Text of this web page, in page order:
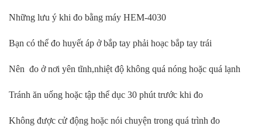
Những lưu ý khi đo bằng máy HEM-4030
Bạn có thể đo huyết áp ở bắp tay phải hoạc bắp tay trái
Nên đo ở nơi yên tĩnh,nhiệt độ không quá nóng hoặc quá lạnh
Tránh ăn uống hoặc tập thể dục 30 phút trước khi đo
Không được cử động hoặc nói chuyện trong quá trình đo